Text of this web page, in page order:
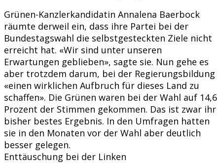
Grünen-Kanzlerkandidatin Annalena Baerbock
räumte derweil ein, dass ihre Partei bei der
Bundestagswahl die selbstgesteckten Ziele nicht
erreicht hat. «Wir sind unter unseren
Erwartungen geblieben», sagte sie. Nun gehe es
aber trotzdem darum, bei der Regierungsbildung
«einen wirklichen Aufbruch für dieses Land zu
schaffen». Die Grünen waren bei der Wahl auf 14,6
Prozent der Stimmen gekommen. Das ist zwar ihr
bisher bestes Ergebnis. In den Umfragen hatten
sie in den Monaten vor der Wahl aber deutlich
besser gelegen.
Enttäuschung bei der Linken